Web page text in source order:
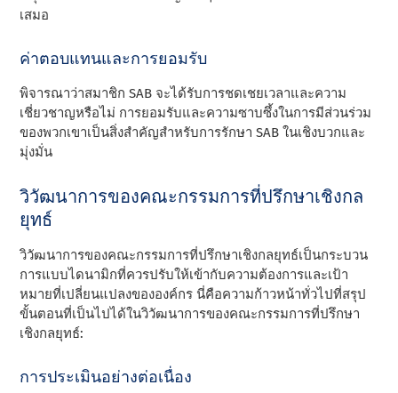
เสมอ
ค่าตอบแทนและการยอมรับ
พิจารณาว่าสมาชิก SAB จะได้รับการชดเชยเวลาและความ
เชี่ยวชาญหรือไม่ การยอมรับและความซาบซึ้งในการมีส่วนร่วม
ของพวกเขาเป็นสิ่งสําคัญสําหรับการรักษา SAB ในเชิงบวกและ
มุ่งมั่น
วิวัฒนาการของคณะกรรมการที่ปรึกษาเชิงกล
ยุทธ์
วิวัฒนาการของคณะกรรมการที่ปรึกษาเชิงกลยุทธ์เป็นกระบวน
การแบบไดนามิกที่ควรปรับให้เข้ากับความต้องการและเป้า
หมายที่เปลี่ยนแปลงขององค์กร นี่คือความก้าวหน้าทั่วไปที่สรุป
ขั้นตอนที่เป็นไปได้ในวิวัฒนาการของคณะกรรมการที่ปรึกษา
เชิงกลยุทธ์:
การประเมินอย่างต่อเนื่อง